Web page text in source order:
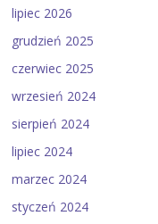
lipiec 2026
grudzień 2025
czerwiec 2025
wrzesień 2024
sierpień 2024
lipiec 2024
marzec 2024
styczeń 2024